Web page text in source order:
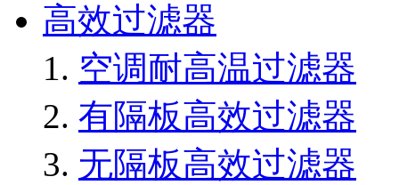
高效过滤器
空调耐高温过滤器
有隔板高效过滤器
无隔板高效过滤器